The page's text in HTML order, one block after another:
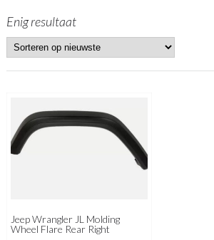
Enig resultaat
Jeep Wrangler JL Molding
Wheel Flare Rear Right